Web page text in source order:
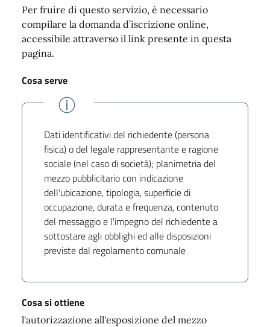
Per fruire di questo servizio, è necessario
compilare la domanda d’iscrizione online,
accessibile attraverso il link presente in questa
pagina.
Cosa serve
Dati identificativi del richiedente (persona
fisica) o del legale rappresentante e ragione
sociale (nel caso di società); planimetria del
mezzo pubblicitario con indicazione
dell'ubicazione, tipologia, superficie di
occupazione, durata e frequenza, contenuto
del messaggio e l'impegno del richiedente a
sottostare agli obblighi ed alle disposizioni
previste dal regolamento comunale
Cosa si ottiene
l'autorizzazione all'esposizione del mezzo